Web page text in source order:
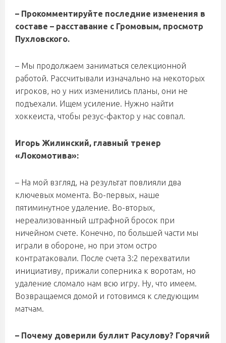
– Прокомментируйте последние изменения в
составе – расставание с Громовым, просмотр
Пухловского.
– Мы продолжаем заниматься селекционной
работой. Рассчитывали изначально на некоторых
игроков, но у них изменились планы, они не
подъехали. Ищем усиление. Нужно найти
хоккеиста, чтобы резус-фактор у нас совпал.
Игорь Жилинский, главный тренер
«Локомотива»:
– На мой взгляд, на результат повлияли два
ключевых момента. Во-первых, наше
пятиминутное удаление. Во-вторых,
нереализованный штрафной бросок при
ничейном счете. Конечно, по большей части мы
играли в обороне, но при этом остро
контратаковали. После счета 3:2 перехватили
инициативу, прижали соперника к воротам, но
удаление сломало нам всю игру. Ну, что имеем.
Возвращаемся домой и готовимся к следующим
матчам.
– Почему доверили буллит Расулову? Горячий